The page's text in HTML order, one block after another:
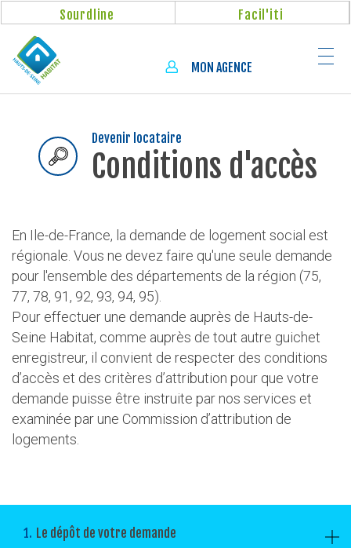
principal
Sourdline Facil'iti
MON AGENCE
Devenir locataire
Conditions d'accès
En Ile-de-France, la demande de logement social est
régionale. Vous ne devez faire qu'une seule demande
pour l'ensemble des départements de la région (75,
77, 78, 91, 92, 93, 94, 95).
Pour effectuer une demande auprès de Hauts-de-
Seine Habitat, comme auprès de tout autre guichet
enregistreur, il convient de respecter des conditions
d’accès et des critères d’attribution pour que votre
demande puisse être instruite par nos services et
examinée par une Commission d’attribution de
logements.
1. Le dépôt de votre demande
Panneau de gestion des cookies